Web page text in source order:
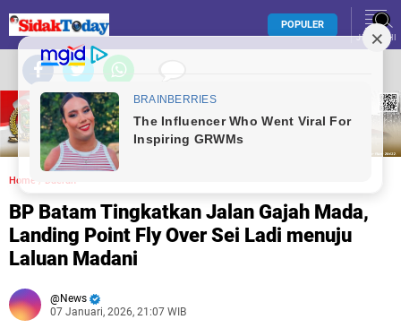
POPULER
JELAJAHI
Home / Daerah
BP Batam Tingkatkan Jalan Gajah Mada,
Landing Point Fly Over Sei Ladi menuju
Laluan Madani
News
07 Januari, 2026, 21:07 WIB